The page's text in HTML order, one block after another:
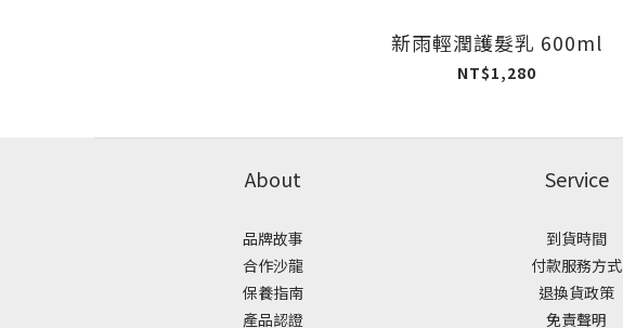
新雨輕潤護髮乳 600ml
NT$1,280
About
品牌故事
合作沙龍
保養指南
產品認證
Service
到貨時間
付款服務方式
退換貨政策
免責聲明